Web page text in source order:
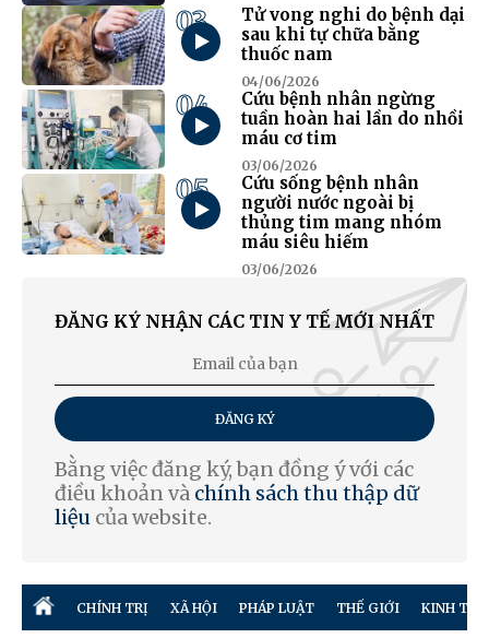
03
Tử vong nghi do bệnh dại
sau khi tự chữa bằng
thuốc nam
04/06/2026
04
Cứu bệnh nhân ngừng
tuần hoàn hai lần do nhồi
máu cơ tim
03/06/2026
05
Cứu sống bệnh nhân
người nước ngoài bị
thủng tim mang nhóm
máu siêu hiếm
03/06/2026
ĐĂNG KÝ NHẬN CÁC TIN Y TẾ MỚI NHẤT
ĐĂNG KÝ
Bằng việc đăng ký, bạn đồng ý với các
điều khoản và chính sách thu thập dữ
liệu của website.
CHÍNH TRỊ XÃ HỘI PHÁP LUẬT THẾ GIỚI KINH TẾ